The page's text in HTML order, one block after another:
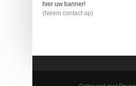
hier uw banner!
(Neem contact op)